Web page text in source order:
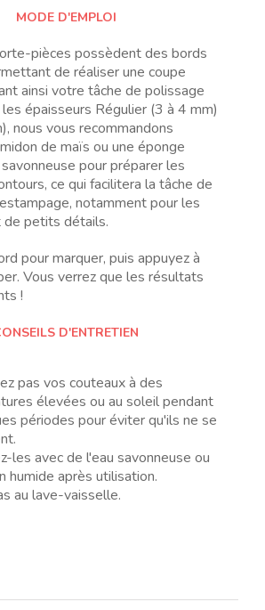
MODE D'EMPLOI
pièces possèdent des bords
de réaliser une coupe
ainsi votre tâche de polissage
épaisseurs Régulier (3 à 4 mm)
nous vous recommandons
de maïs ou une éponge
pour préparer les
ce qui facilitera la tâche de
notamment pour les
de petits détails.
pour marquer, puis appuyez à
Vous verrez que les résultats
!
D'ENTRETIEN
pas vos couteaux à des
élevées ou au soleil pendant
périodes pour éviter qu'ils ne se
les avec de l'eau savonneuse ou
humide après utilisation.
au lave-vaisselle.